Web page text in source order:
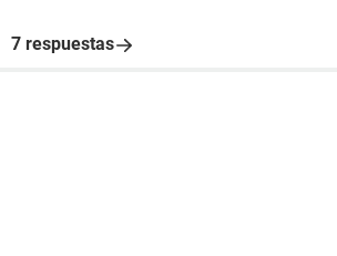
7 respuestas